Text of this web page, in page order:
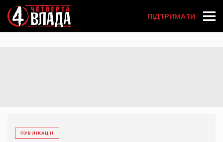
Перейти
до
основного
вмісту
User
account
ПІДТРИМАТИ
ПУБЛІКАЦІЇ